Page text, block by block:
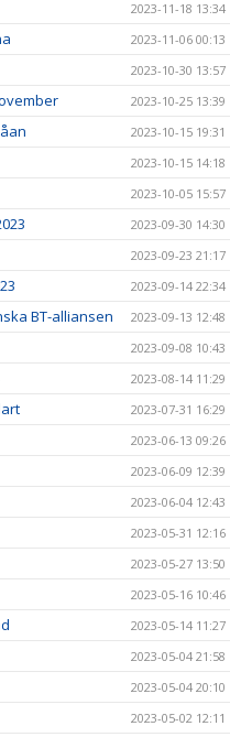
2023-11-18 13:34
2023-11-06 00:13
2023-10-30 13:57
2023-10-25 13:39
2023-10-15 19:31
2023-10-15 14:18
2023-10-05 15:57
2023-09-30 14:30
2023-09-23 21:17
2023-09-14 22:34
BT-alliansen 2023-09-13 12:48
2023-09-08 10:43
2023-08-14 11:29
2023-07-31 16:29
2023-06-13 09:26
2023-06-09 12:39
2023-06-04 12:43
2023-05-31 12:16
2023-05-27 13:50
2023-05-16 10:46
2023-05-14 11:27
2023-05-04 21:58
2023-05-04 20:10
2023-05-02 12:11